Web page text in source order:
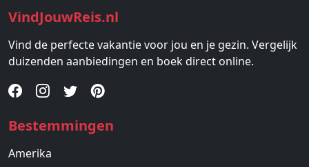
VindJouwReis.nl
Vind de perfecte vakantie voor jou en je gezin. Vergelijk
duizenden aanbiedingen en boek direct online.
Bestemmingen
Amerika